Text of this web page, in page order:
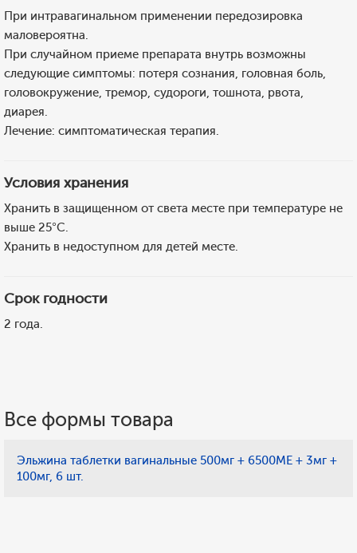
При интравагинальном применении передозировка
маловероятна.
При случайном приеме препарата внутрь возможны
следующие симптомы: потеря сознания, головная боль,
головокружение, тремор, судороги, тошнота, рвота,
диарея.
Лечение: симптоматическая терапия.
Условия хранения
Хранить в защищенном от света месте при температуре не
выше 25°С.
Хранить в недоступном для детей месте.
Срок годности
2 года.
Все формы товара
Эльжина таблетки вагинальные 500мг + 6500МЕ + 3мг +
100мг, 6 шт.